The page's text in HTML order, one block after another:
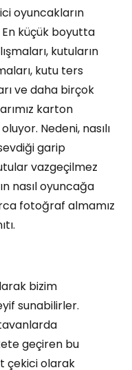
oyuncakların
küçük boyutta
kutuların
kutu ters
ve daha birçok
karton
Nedeni, nasılı
garip
vazgeçilmez
nasıl oyuncağa
fotoğraf almamız
bizim
sunabilirler.
geçiren bu
çekici olarak